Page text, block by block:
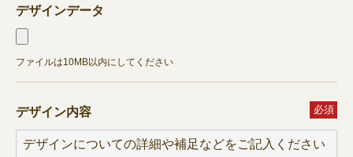
デザインデータ
ファイルは10MB以内にしてください
デザイン内容 必須